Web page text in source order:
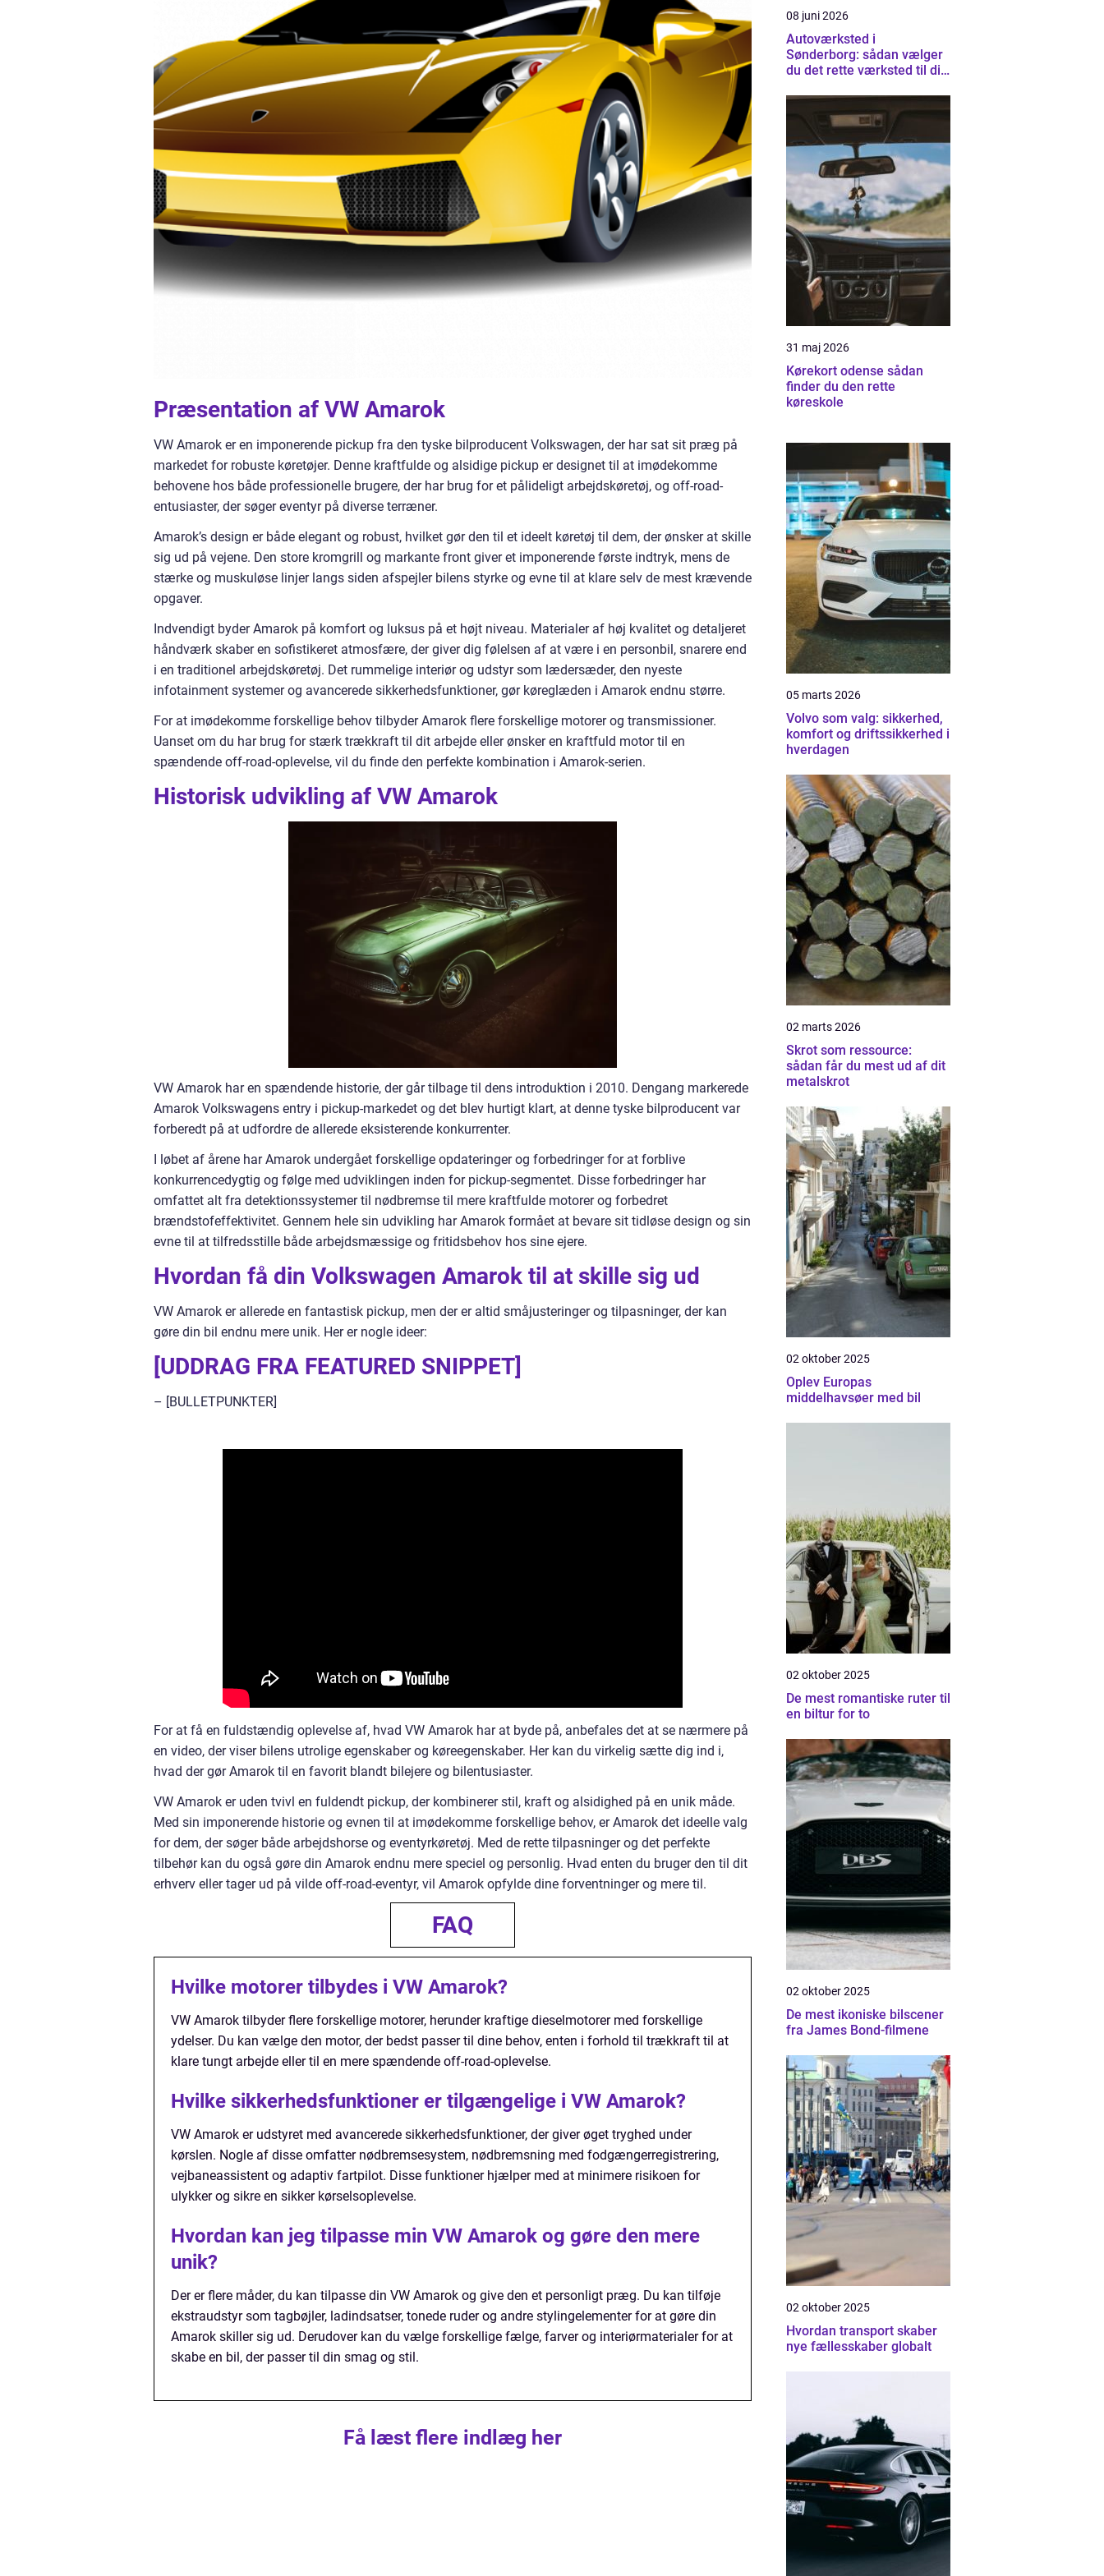
Præsentation af VW Amarok
VW Amarok er en imponerende pickup fra den tyske bilproducent Volkswagen, der har sat sit præg på
markedet for robuste køretøjer. Denne kraftfulde og alsidige pickup er designet til at imødekomme
behovene hos både professionelle brugere, der har brug for et pålideligt arbejdskøretøj, og off-road-
entusiaster, der søger eventyr på diverse terræner.
Amarok’s design er både elegant og robust, hvilket gør den til et ideelt køretøj til dem, der ønsker at skille
sig ud på vejene. Den store kromgrill og markante front giver et imponerende første indtryk, mens de
stærke og muskuløse linjer langs siden afspejler bilens styrke og evne til at klare selv de mest krævende
opgaver.
Indvendigt byder Amarok på komfort og luksus på et højt niveau. Materialer af høj kvalitet og detaljeret
håndværk skaber en sofistikeret atmosfære, der giver dig følelsen af at være i en personbil, snarere end
i en traditionel arbejdskøretøj. Det rummelige interiør og udstyr som lædersæder, den nyeste
infotainment systemer og avancerede sikkerhedsfunktioner, gør køreglæden i Amarok endnu større.
For at imødekomme forskellige behov tilbyder Amarok flere forskellige motorer og transmissioner.
Uanset om du har brug for stærk trækkraft til dit arbejde eller ønsker en kraftfuld motor til en
spændende off-road-oplevelse, vil du finde den perfekte kombination i Amarok-serien.
Historisk udvikling af VW Amarok
VW Amarok har en spændende historie, der går tilbage til dens introduktion i 2010. Dengang markerede
Amarok Volkswagens entry i pickup-markedet og det blev hurtigt klart, at denne tyske bilproducent var
forberedt på at udfordre de allerede eksisterende konkurrenter.
I løbet af årene har Amarok undergået forskellige opdateringer og forbedringer for at forblive
konkurrencedygtig og følge med udviklingen inden for pickup-segmentet. Disse forbedringer har
omfattet alt fra detektionssystemer til nødbremse til mere kraftfulde motorer og forbedret
brændstofeffektivitet. Gennem hele sin udvikling har Amarok formået at bevare sit tidløse design og sin
evne til at tilfredsstille både arbejdsmæssige og fritidsbehov hos sine ejere.
Hvordan få din Volkswagen Amarok til at skille sig ud
VW Amarok er allerede en fantastisk pickup, men der er altid småjusteringer og tilpasninger, der kan
gøre din bil endnu mere unik. Her er nogle ideer:
[UDDRAG FRA FEATURED SNIPPET]
– [BULLETPUNKTER]
For at få en fuldstændig oplevelse af, hvad VW Amarok har at byde på, anbefales det at se nærmere på
en video, der viser bilens utrolige egenskaber og køreegenskaber. Her kan du virkelig sætte dig ind i,
hvad der gør Amarok til en favorit blandt bilejere og bilentusiaster.
VW Amarok er uden tvivl en fuldendt pickup, der kombinerer stil, kraft og alsidighed på en unik måde.
Med sin imponerende historie og evnen til at imødekomme forskellige behov, er Amarok det ideelle valg
for dem, der søger både arbejdshorse og eventyrkøretøj. Med de rette tilpasninger og det perfekte
tilbehør kan du også gøre din Amarok endnu mere speciel og personlig. Hvad enten du bruger den til dit
erhverv eller tager ud på vilde off-road-eventyr, vil Amarok opfylde dine forventninger og mere til.
FAQ
Hvilke motorer tilbydes i VW Amarok?
VW Amarok tilbyder flere forskellige motorer, herunder kraftige dieselmotorer med forskellige
ydelser. Du kan vælge den motor, der bedst passer til dine behov, enten i forhold til trækkraft til at
klare tungt arbejde eller til en mere spændende off-road-oplevelse.
Hvilke sikkerhedsfunktioner er tilgængelige i VW Amarok?
VW Amarok er udstyret med avancerede sikkerhedsfunktioner, der giver øget tryghed under
kørslen. Nogle af disse omfatter nødbremsesystem, nødbremsning med fodgængerregistrering,
vejbaneassistent og adaptiv fartpilot. Disse funktioner hjælper med at minimere risikoen for
ulykker og sikre en sikker kørselsoplevelse.
Hvordan kan jeg tilpasse min VW Amarok og gøre den mere
unik?
Der er flere måder, du kan tilpasse din VW Amarok og give den et personligt præg. Du kan tilføje
ekstraudstyr som tagbøjler, ladindsatser, tonede ruder og andre stylingelementer for at gøre din
Amarok skiller sig ud. Derudover kan du vælge forskellige fælge, farver og interiørmaterialer for at
skabe en bil, der passer til din smag og stil.
Få læst flere indlæg her
08 juni 2026
Autoværksted i
Sønderborg: sådan vælger
du det rette værksted til din
31 maj 2026
Kørekort odense sådan
finder du den rette
køreskole
05 marts 2026
Volvo som valg: sikkerhed,
komfort og driftssikkerhed i
hverdagen
02 marts 2026
Skrot som ressource:
sådan får du mest ud af dit
metalskrot
02 oktober 2025
Oplev Europas
middelhavsøer med bil
02 oktober 2025
De mest romantiske ruter til
en biltur for to
02 oktober 2025
De mest ikoniske bilscener
fra James Bond-filmene
02 oktober 2025
Hvordan transport skaber
nye fællesskaber globalt